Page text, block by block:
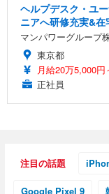
ヘルプデスク・ユ
ニアへ研修充実&在
マンパワーグループ
東京都
月給20万5,000円
正社員
注目の話題
Google Pixel 9